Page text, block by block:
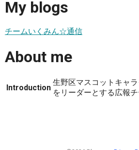
My blogs
チームいくみん☆通信
About me
Introduction
生野区マスコットキャラ
をリーダーとする広報